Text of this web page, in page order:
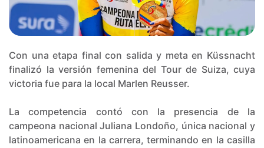
Con una etapa final con salida y meta en Küssnacht
finalizó la versión femenina del Tour de Suiza, cuya
victoria fue para la local Marlen Reusser.
La competencia contó con la presencia de la
campeona nacional Juliana Londoño, única nacional y
latinoamericana en la carrera, terminando en la casilla